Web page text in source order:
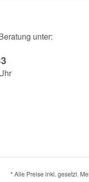
unter:
* Alle Preise inkl. gesetzl.